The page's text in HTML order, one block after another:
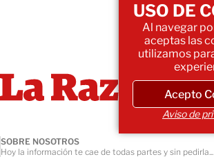
SOBRE NOSOTROS
Hoy la información te cae de todas partes y sin
USO DE
Al navegar
aceptas las
utilizamos
Acepto
Aviso de